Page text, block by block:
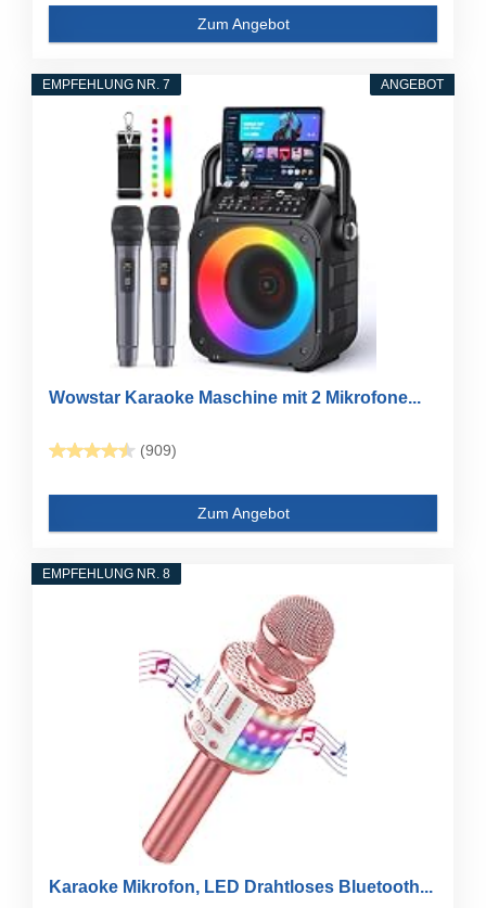
Zum Angebot
ANGEBOT
EMPFEHLUNG NR. 7
Wowstar Karaoke Maschine mit 2 Mikrofone...
(909)
Zum Angebot
EMPFEHLUNG NR. 8
Karaoke Mikrofon, LED Drahtloses Bluetooth...